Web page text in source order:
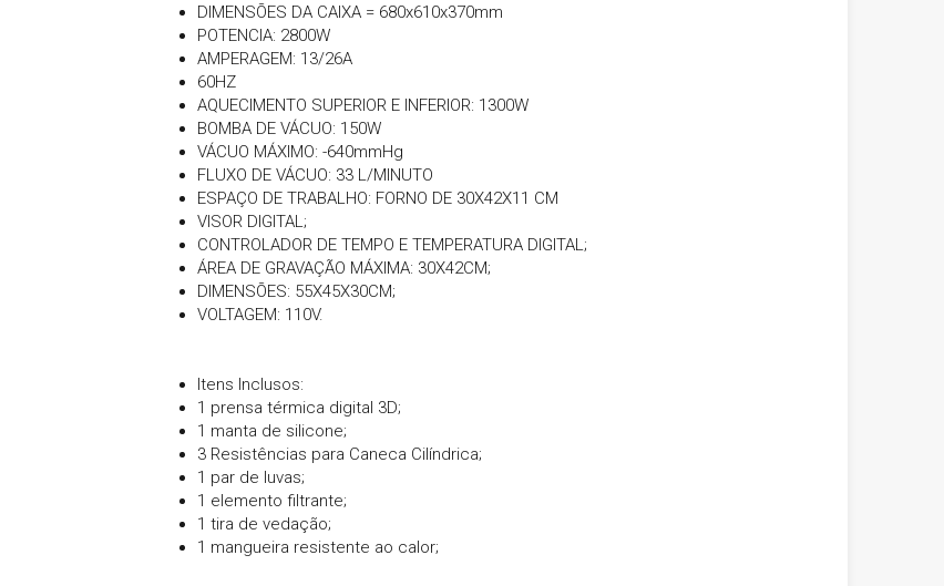
DIMENSÕES DA CAIXA = 680x610x370mm
POTENCIA: 2800W
AMPERAGEM: 13/26A
60HZ
AQUECIMENTO SUPERIOR E INFERIOR: 1300W
BOMBA DE VÁCUO: 150W
VÁCUO MÁXIMO: -640mmHg
FLUXO DE VÁCUO: 33 L/MINUTO
ESPAÇO DE TRABALHO: FORNO DE 30X42X11 CM
VISOR DIGITAL;
CONTROLADOR DE TEMPO E TEMPERATURA DIGITAL;
ÁREA DE GRAVAÇÃO MÁXIMA: 30X42CM;
DIMENSÕES: 55X45X30CM;
VOLTAGEM: 110V.
Itens Inclusos:
1 prensa térmica digital 3D;
1 manta de silicone;
3 Resistências para Caneca Cilíndrica;
1 par de luvas;
1 elemento filtrante;
1 tira de vedação;
1 mangueira resistente ao calor;